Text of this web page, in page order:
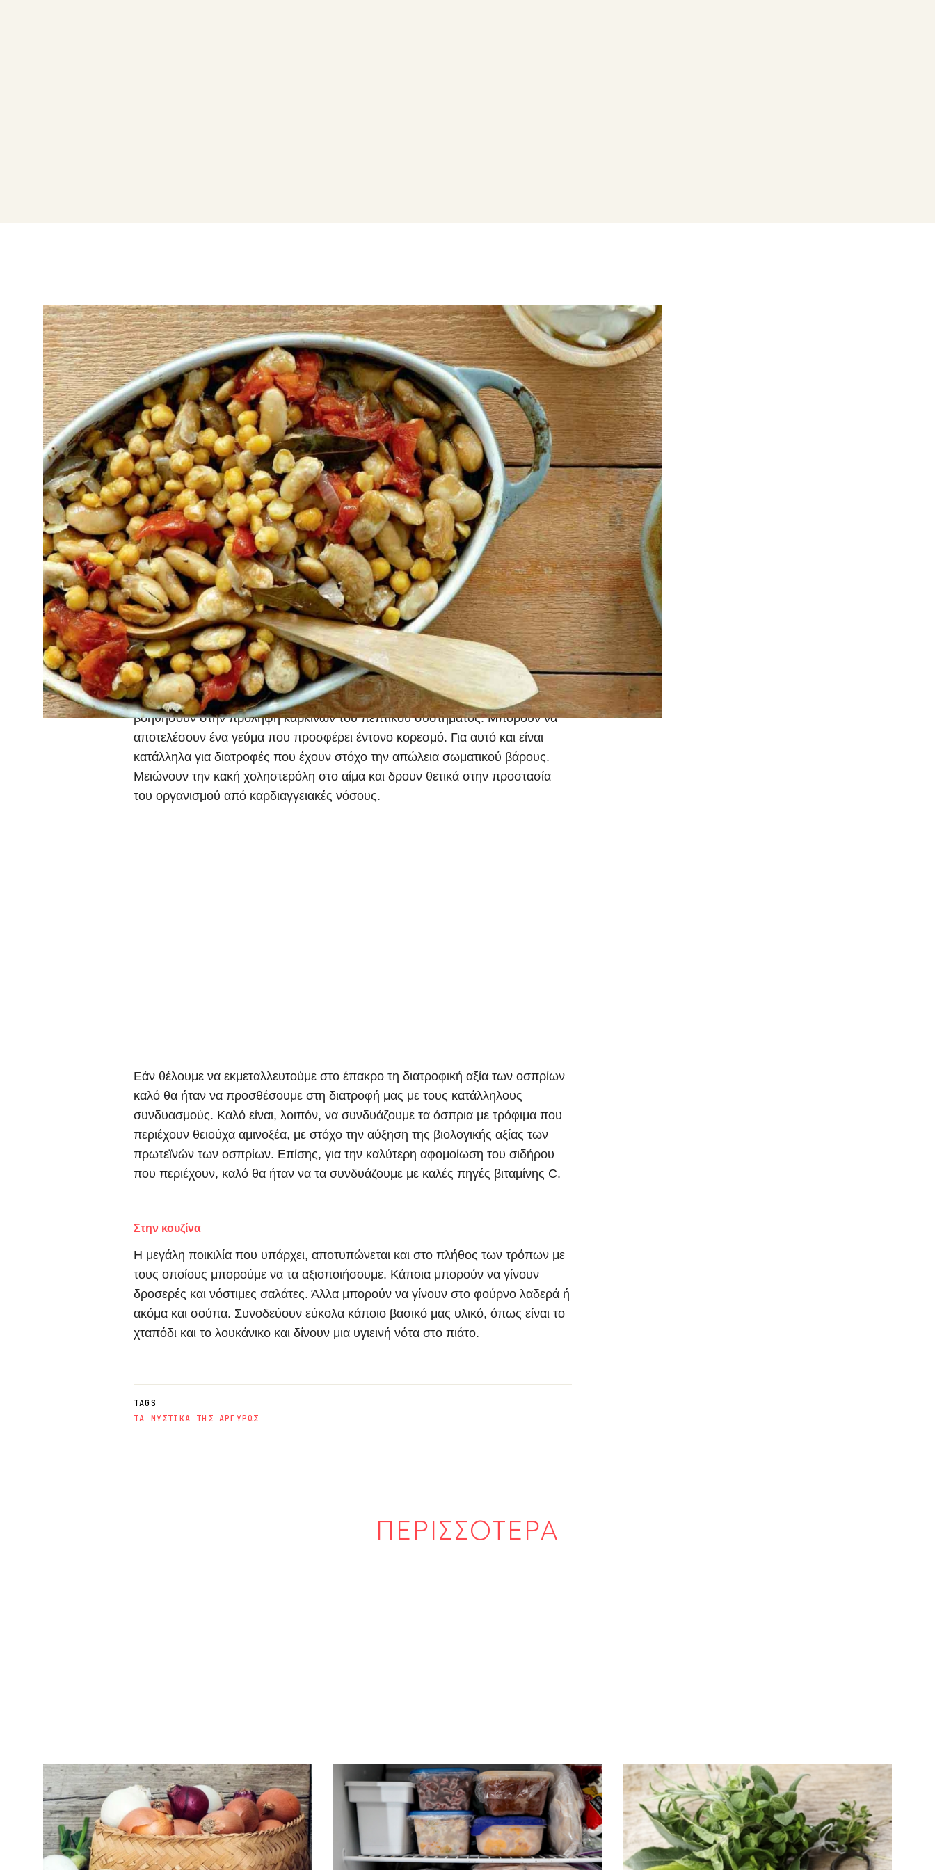
ΟΛΑ ΤΑ ΟΣΠΡΙΑ ΑΠΟ ΤΗΝ ΑΡΓΥΡΩ ΜΠΑΡΜΠΑΡΙΓΟΥ
Όλα ταόσπριαέχουν μακρά ιστορία, ιδιαίτερη γεύση και δικαιωματικά κατέχουν
ηγετική θέση στην κουζίνα μας. Είναι ουσιαστικά οι αποξηραμένοι σπόροι
φυτών, οι οποίοι χρησιμοποιούνται συστηματικά στην διατροφή του ανθρώπου.
Η θρεπτική τους αξία είναι ιδιαιτέρως σημαντική. Τα βρίσκουμε είτε χύμα είτε
συσκευασμένα.
Θρεπτική Αξία και Οφέλη
Είναι μια εξαιρετική πηγή πρωτεϊνών υψηλής βιολογικής σημασίας (ανάλογα το
είδος του όσπριού κυμαίνεται από 20-45%). Είναι γενικά πλούσια σε αμινοξέα
που έχει ανάγκη ο ανθρώπινος οργανισμός. Περιέχουν σημαντικές ποσότητες
υδατανθράκων και φυτικών ινών, ενώ είναι φτωχά σε λίπος.Οι υδατάνθρακες
που περιέχουν τα όσπρια είναι βραδείας απορρόφησης. Για τον λόγο αυτό
χαρακτηρίζονται ως τρόφιμα με χαμηλό γλυκαιμικό δείκτηΠεριέχουν επίσης
σίδηρο, κάλιο και μαγνήσιο, όπως επίσης και βιταμίνες του συμπλέγματος Β.
Περιέχουν αντιοξειδωτικά που βοηθούν στην πρόληψη της βλάβης των
κυττάρων και καταπολεμούν τις ασθένειες και τη γήρανση. Οι φυτικές ίνες και
άλλα θρεπτικά συστατικά ωφελούν το πεπτικό σύστημα. Ακόμη μπορούν να
βοηθήσουν στην πρόληψη καρκίνων του πεπτικού συστήματος. Μπορούν να
αποτελέσουν ένα γεύμα που προσφέρει έντονο κορεσμό. Για αυτό και είναι
κατάλληλα για διατροφές που έχουν στόχο την απώλεια σωματικού βάρους.
Μειώνουν την κακή χοληστερόλη στο αίμα και δρουν θετικά στην προστασία
του οργανισμού από καρδιαγγειακές νόσους.
Εάν θέλουμε να εκμεταλλευτούμε στο έπακρο τη διατροφική αξία των οσπρίων
καλό θα ήταν να προσθέσουμε στη διατροφή μας με τους κατάλληλους
συνδυασμούς. Καλό είναι, λοιπόν, να συνδυάζουμε τα όσπρια με τρόφιμα που
περιέχουν θειούχα αμινοξέα, με στόχο την αύξηση της βιολογικής αξίας των
πρωτεϊνών των οσπρίων. Επίσης, για την καλύτερη αφομοίωση του σιδήρου
που περιέχουν, καλό θα ήταν να τα συνδυάζουμε με καλές πηγές βιταμίνης C.
Στην κουζίνα
Η μεγάλη ποικιλία που υπάρχει, αποτυπώνεται και στο πλήθος των τρόπων με
τους οποίους μπορούμε να τα αξιοποιήσουμε. Κάποια μπορούν να γίνουν
δροσερές και νόστιμες σαλάτες. Άλλα μπορούν να γίνουν στο φούρνο λαδερά ή
ακόμα και σούπα. Συνοδεύουν εύκολα κάποιο βασικό μας υλικό, όπως είναι το
χταπόδι και το λουκάνικο και δίνουν μια υγιεινή νότα στο πιάτο.
TAGS
ΤΑ ΜΥΣΤΙΚΑ ΤΗΣ ΑΡΓΥΡΩΣ
ΠΕΡΙΣΣΟΤΕΡΑ
Κρεμμύδια: Διατροφική Αξία και Οφέλη
που πρέπει να γνωρίζετε
ΤΑ ΜΥΣΤΙΚΑ ΤΗΣ ΑΡΓΥΡΩΣ
Μαγειρεμένα φαγητά στην κατάψυξη
ΤΑ ΜΥΣΤΙΚΑ ΤΗΣ ΑΡΓΥΡΩΣ
Πώς να διατηρήσουμε τα φρέσκα
μυρωδικά στην κατάψυξη
ΤΑ ΜΥΣΤΙΚΑ ΤΗΣ ΑΡΓΥΡΩΣ